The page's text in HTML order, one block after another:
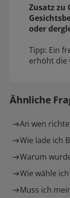
Zusatz zu
oder
Tipp: Ein
erhöht die
Ähnliche
An wen
Wie lade ich
Warum
Wie wähle
Muss ich